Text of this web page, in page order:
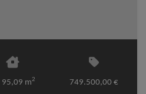
95,09 m2 749.500,00 €